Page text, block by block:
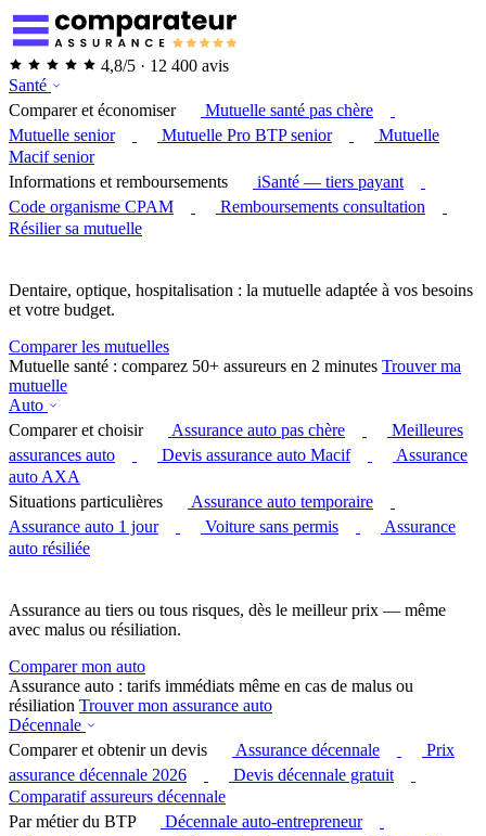
4,8/5 · 12 400 avis
Santé
Comparer et économiser
Mutuelle santé pas chère
Mutuelle senior
Mutuelle Pro BTP senior
Mutuelle
Macif senior
Informations et remboursements
iSanté — tiers payant
Code organisme CPAM
Remboursements consultation
Résilier sa mutuelle
Dentaire, optique, hospitalisation : la mutuelle adaptée à vos besoins
et votre budget.
Comparer les mutuelles
Mutuelle santé : comparez 50+ assureurs en 2 minutes Trouver ma
mutuelle
Auto
Comparer et choisir
Assurance auto pas chère
Meilleures
assurances auto
Devis assurance auto Macif
Assurance
auto AXA
Situations particulières
Assurance auto temporaire
Assurance auto 1 jour
Voiture sans permis
Assurance
auto résiliée
Assurance au tiers ou tous risques, dès le meilleur prix — même
avec malus ou résiliation.
Comparer mon auto
Assurance auto : tarifs immédiats même en cas de malus ou
résiliation Trouver mon assurance auto
Décennale
Comparer et obtenir un devis
Assurance décennale
Prix
assurance décennale 2026
Devis décennale gratuit
Comparatif assureurs décennale
Par métier du BTP
Décennale auto-entrepreneur